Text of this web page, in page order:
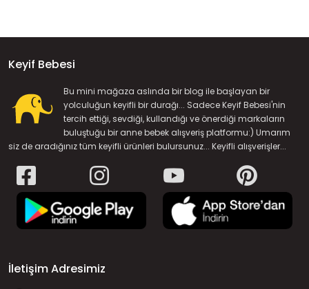
Keyif Bebesi
Bu mini mağaza aslında bir blog ile başlayan bir
yolculuğun keyifli bir durağı... Sadece Keyif Bebesi'nin
tercih ettiği, sevdiği, kullandığı ve önerdiği markaların
buluştuğu bir anne bebek alışveriş platformu:) Umarım
siz de aradığınız tüm keyifli ürünleri bulursunuz... Keyifli alışverişler...
İletişim Adresimiz